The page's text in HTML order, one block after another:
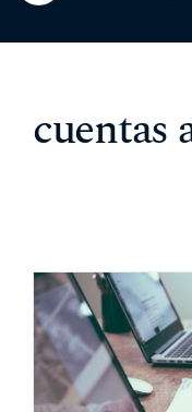
cuentas
¿Qué pasa si
obligación
cuentas